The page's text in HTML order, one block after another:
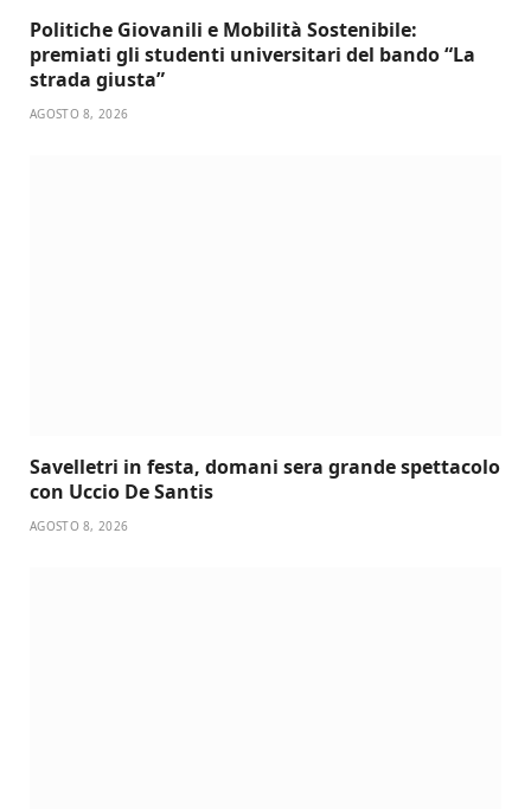
Politiche Giovanili e Mobilità Sostenibile:
premiati gli studenti universitari del bando “La
strada giusta”
AGOSTO 8, 2026
Savelletri in festa, domani sera grande spettacolo
con Uccio De Santis
AGOSTO 8, 2026